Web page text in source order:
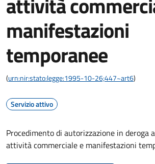
manifestazioni
temporanee
(urn:nir:stato:legge:1995-10-26;447~art6)
Servizio attivo
Procedimento di autorizzazione in deroga
attività commerciale e manifestazioni